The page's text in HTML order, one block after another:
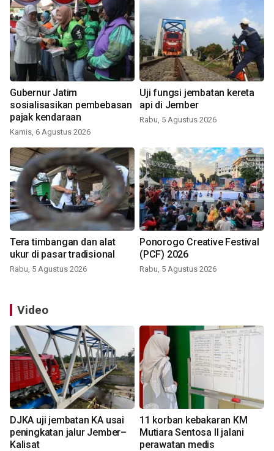
Gubernur Jatim
sosialisasikan pembebasan
pajak kendaraan
Kamis, 6 Agustus 2026
Uji fungsi jembatan kereta
api di Jember
Rabu, 5 Agustus 2026
Tera timbangan dan alat
ukur di pasar tradisional
Rabu, 5 Agustus 2026
Ponorogo Creative Festival
(PCF) 2026
Rabu, 5 Agustus 2026
Video
DJKA uji jembatan KA usai
peningkatan jalur Jember–
Kalisat
11 korban kebakaran KM
Mutiara Sentosa II jalani
perawatan medis